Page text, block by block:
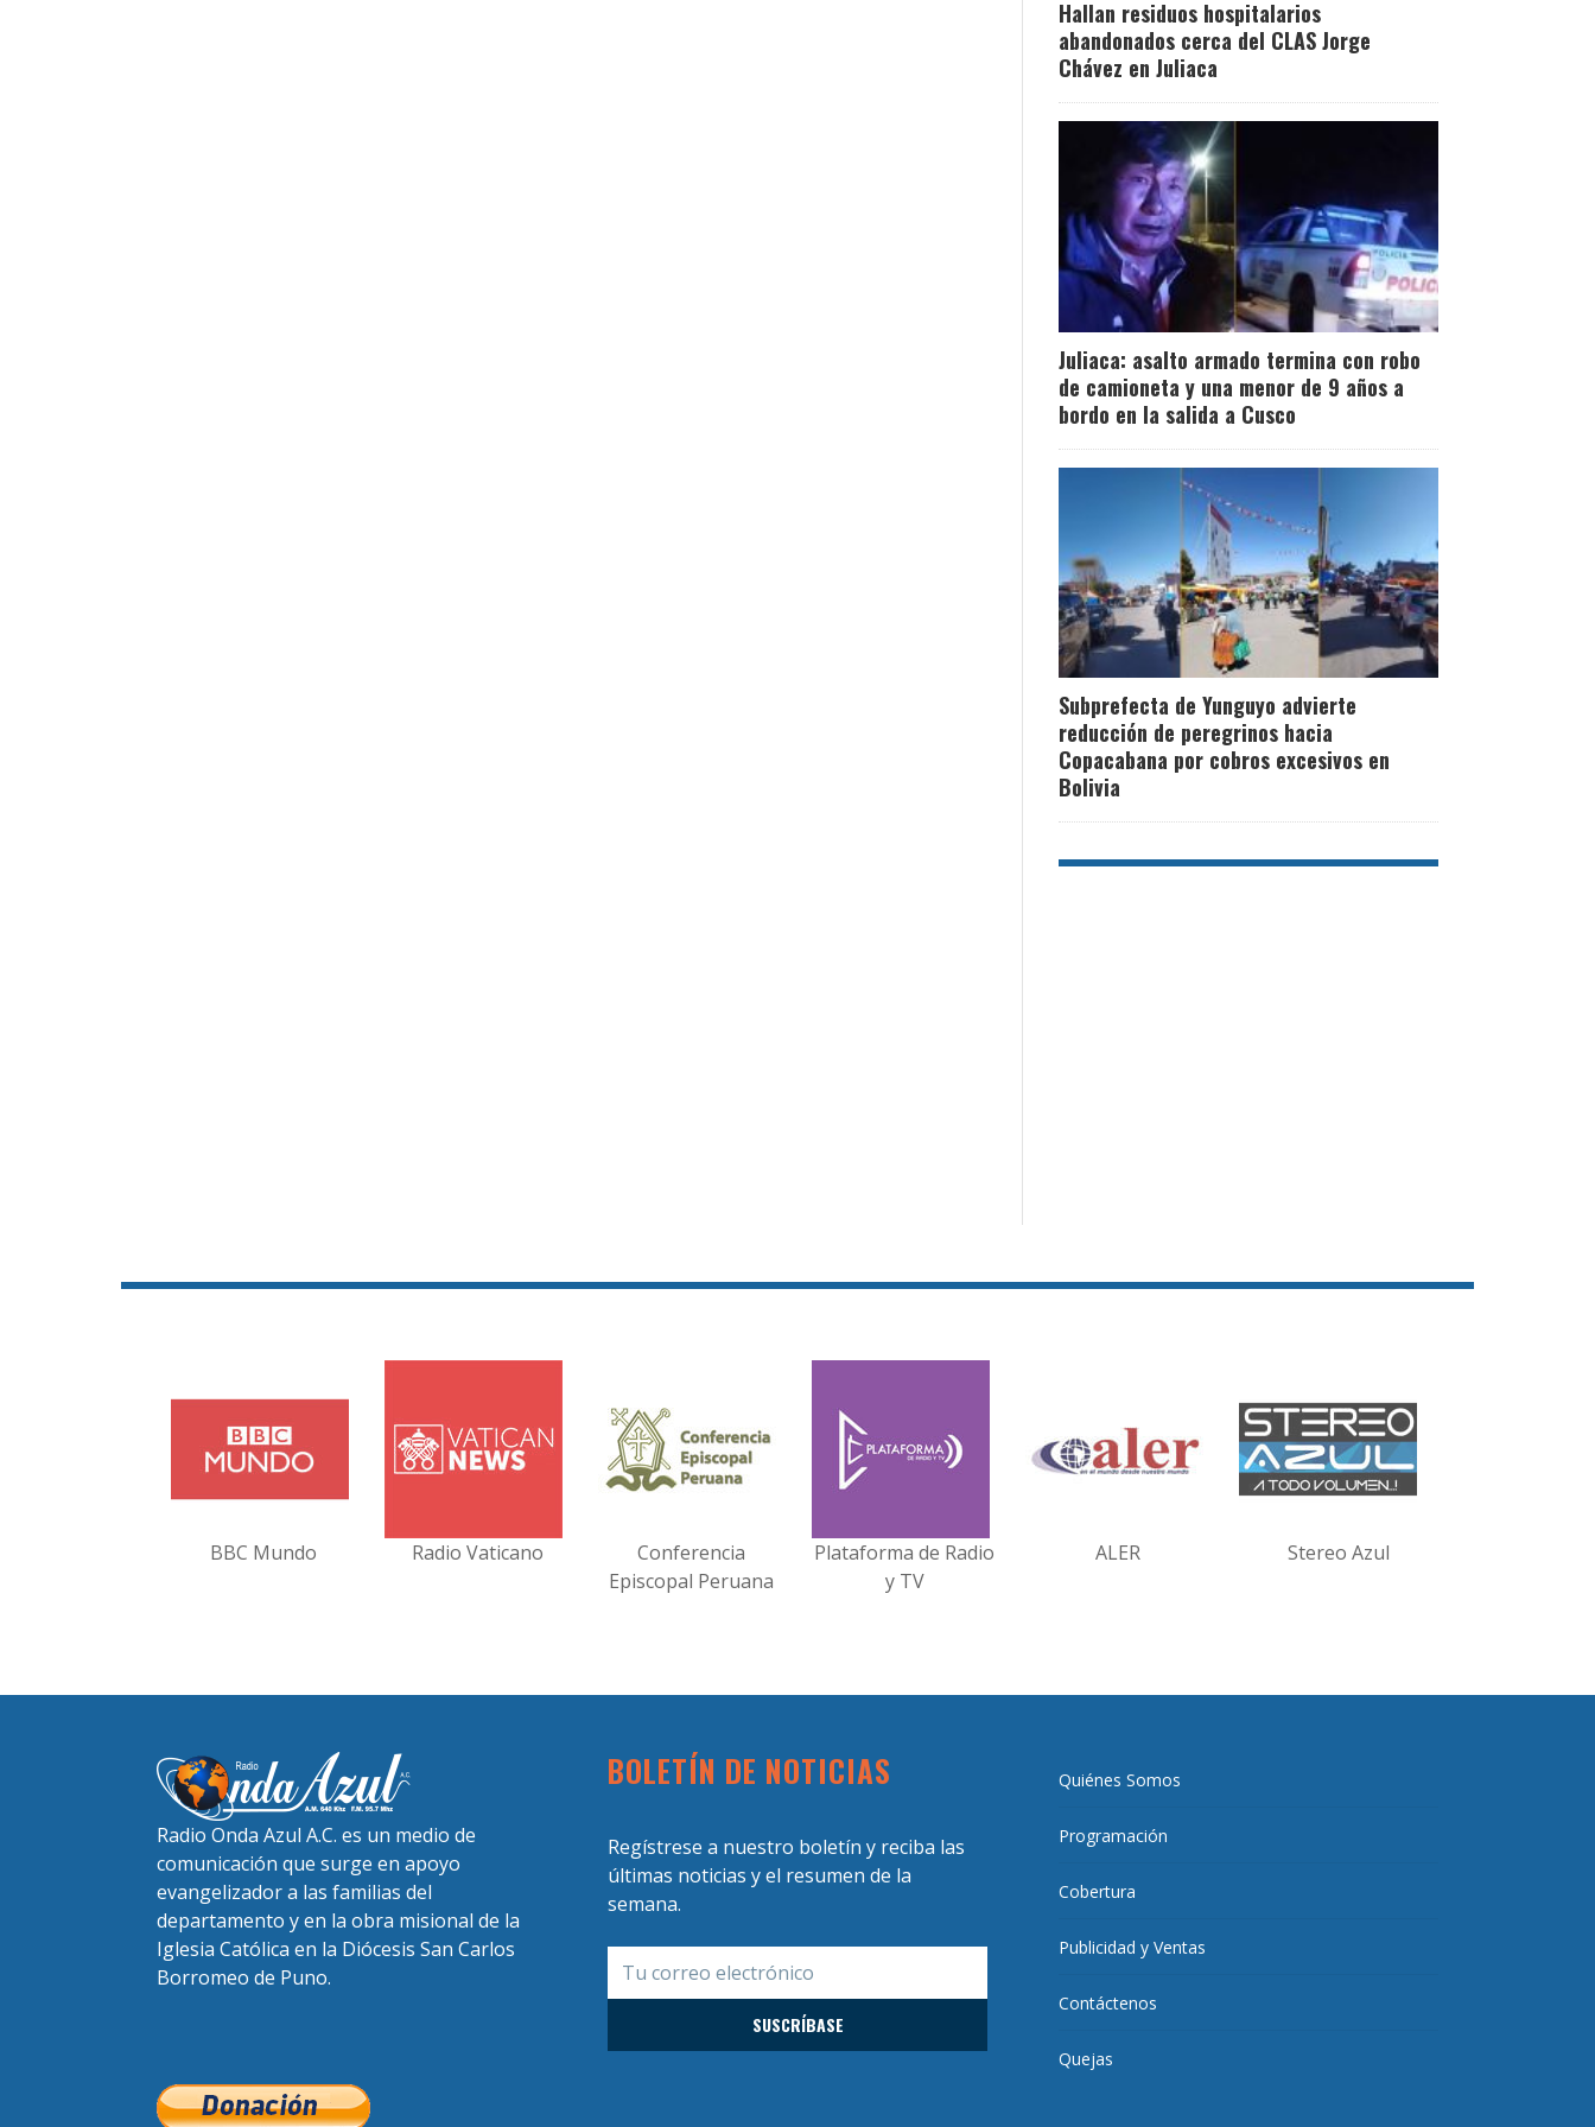
Hallan residuos hospitalarios
abandonados cerca del CLAS Jorge
Chávez en Juliaca
Juliaca: asalto armado termina con robo
de camioneta y una menor de 9 años a
bordo en la salida a Cusco
Subprefecta de Yunguyo advierte
reducción de peregrinos hacia
Copacabana por cobros excesivos en
Bolivia
BBC Mundo Radio Vaticano
Conferencia
Episcopal Peruana
Plataforma de Radio
y TV
ALER Stereo Azul
Radio Onda Azul A.C. es un medio de
comunicación que surge en apoyo
evangelizador a las familias del
departamento y en la obra misional de la
Iglesia Católica en la Diócesis San Carlos
Borromeo de Puno.
BOLETÍN DE NOTICIAS
Regístrese a nuestro boletín y reciba las
últimas noticias y el resumen de la
semana.
Quiénes Somos
Programación
Cobertura
Publicidad y Ventas
Contáctenos
Quejas